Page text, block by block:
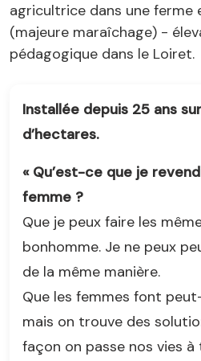
agricultrice dans une ferme
(majeure maraîchage) -
pédagogique dans le Loiret.
Installée depuis 25 ans
d’hectares.
« Qu’est-ce que je
femme ?
Que je peux faire les
bonhomme. Je ne peux
de la même manière.
Que les femmes font
mais on trouve des
façon on passe nos vies